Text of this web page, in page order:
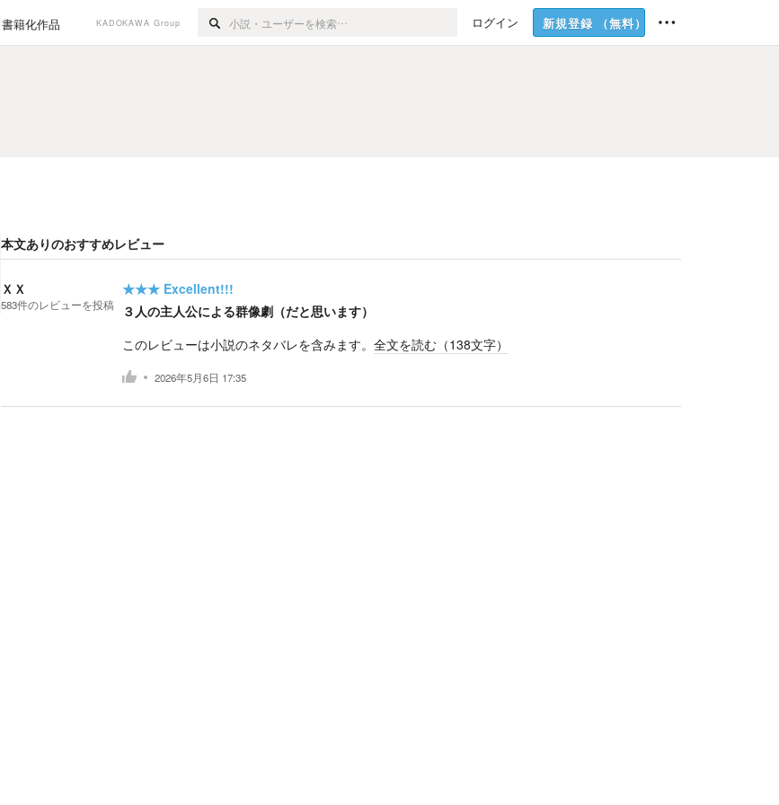
書籍化作品 KADOKAWA Group ログイン 新規登録 （無料）
本文ありのおすすめレビュー
ＸＸ
583件のレビューを投稿
★★★ Excellent!!!
３人の主人公による群像劇（だと思います）
このレビューは小説のネタバレを含みます。 全文を読む（138文字）
2026年5月6日 17:35